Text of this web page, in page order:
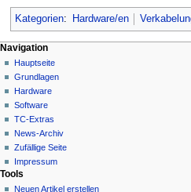
Kategorien: Hardware/en
N
a
v
g
a
i
o
Seitenaktionen
Seite
Diskussion
Lesen
Quelltext
anzeigen
Versionsgeschichte
Meine Werkzeuge
Deutsch
Anmelden
Navigation
Hauptseite
Grundlagen
Hardware
Software
TC-Extras
News-Archiv
Zufällige Seite
Impressum
Tools
Neuen Artikel erstellen